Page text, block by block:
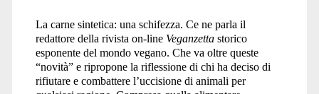
La carne sintetica: una schifezza. Ce ne parla il
redattore della rivista on-line Veganzettastorico
esponente del mondo vegano. Che va oltre queste
“novità” e ripropone la riflessione di chi ha deciso di
rifiutare e combattere l’uccisione di animali per